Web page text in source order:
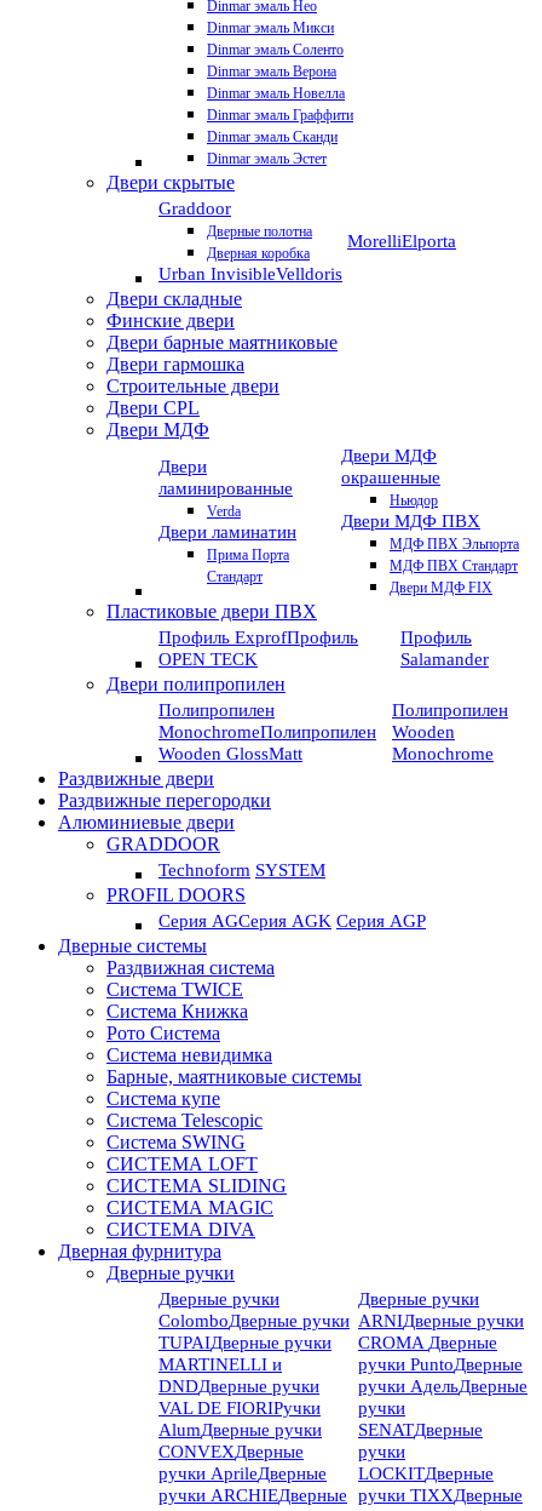
Dinmar эмаль Нео
Dinmar эмаль Микси
Dinmar эмаль Соленто
Dinmar эмаль Верона
Dinmar эмаль Новелла
Dinmar эмаль Граффити
Dinmar эмаль Сканди
Dinmar эмаль Эстет
Двери скрытые
Graddoor
Дверные полотна
Дверная коробка
Urban InvisibleVelldoris
MorelliElporta
Двери складные
Финские двери
Двери барные маятниковые
Двери гармошка
Строительные двери
Двери CРL
Двери МДФ
Двери
ламинированные
Verda
Двери ламинатин
Прима Порта
Стандарт
Двери МДФ
окрашенные
Ньюдор
Двери МДФ ПВХ
МДФ ПВХ Эльпорта
МДФ ПВХ Стандарт
Двери МДФ FIX
Пластиковые двери ПВХ
Профиль ExprofПрофиль
OPEN TECK
Профиль
Salamander
Двери полипропилен
Полипропилен
MonochromeПолипропилен
Wooden GlossMatt
Полипропилен
Wooden
Monochrome
Раздвижные двери
Раздвижные перегородки
Алюминиевые двери
GRADDOOR
Technoform SYSTEM
PROFIL DOORS
Серия AGСерия AGK Серия AGP
Дверные системы
Раздвижная система
Система TWICE
Система Книжка
Рото Система
Система невидимка
Барные, маятниковые системы
Система купе
Система Telescopic
Система SWING
СИСТЕМА LOFT
СИСТЕМА SLIDING
СИСТЕМА MAGIC
СИСТЕМА DIVA
Дверная фурнитура
Дверные ручки
Дверные ручки
ColomboДверные ручки
TUPAIДверные ручки
MARTINELLI и
DNDДверные ручки
VAL DE FIORIРучки
AlumДверные ручки
CONVEXДверные
ручки AprileДверные
ручки ARCHIEДверные
Дверные ручки
ARNIДверные ручки
CROMA Дверные
ручки PuntoДверные
ручки АдельДверные
ручки
SENATДверные
ручки
LOCKITДверные
ручки TIXXДверные